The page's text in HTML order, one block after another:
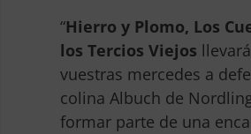
“Hierro y Plomo, Los
los Tercios Viejos
vuestras mercedes a
colina Albuch de
formar parte de una